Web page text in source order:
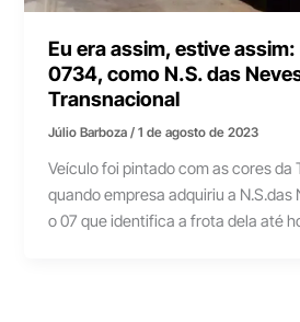
Eu era assim, estive
0734, como N.S. das
Transnacional
Júlio Barboza/1 de agosto de 2023
Veículo foi pintado com as cores da
quando empresa adquiriu a N.S.das
o 07 que identifica a frota dela até